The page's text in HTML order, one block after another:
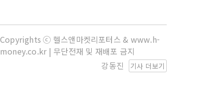
Copyrights ⓒ 헬스앤마켓리포터스 & www.h-
money.co.kr | 무단전재 및 재배포 금지
기사 더보기
강동진